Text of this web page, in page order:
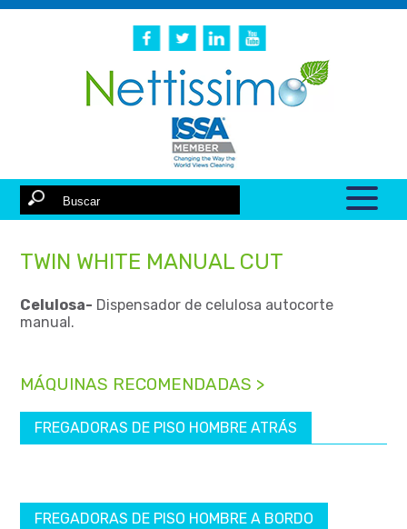
TWIN WHITE MANUAL CUT
Celulosa- Dispensador de celulosa autocorte
manual.
MÁQUINAS RECOMENDADAS >
FREGADORAS DE PISO HOMBRE ATRÁS
FREGADORAS DE PISO HOMBRE A BORDO